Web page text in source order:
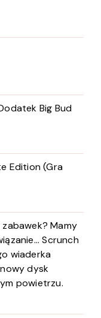
Big Bud
Edition (Gra
Mamy
Scrunch
wiaderka
dysk
powietrzu.